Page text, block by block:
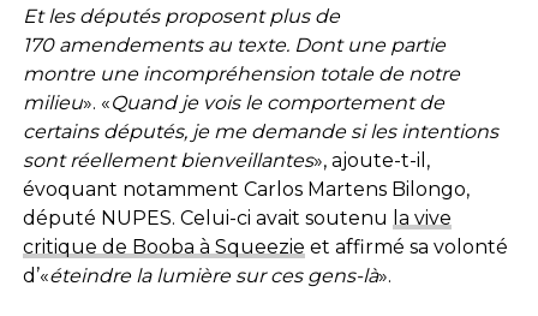
Etles députés proposent plus de
170 amendements au texte. Dont une partie
montre une incompréhension totale de notre
milieu». «Quand je vois le comportement de
certains députés, je me demande si les intentions
sont réellement bienveillantes», ajoute-t-il,
évoquant notamment Carlos Martens Bilongo,
député NUPES. Celui-ci avait soutenu la vive
critique de Booba à Squeezie et affirmé sa volonté
d’«éteindre la lumière sur ces gens-là».